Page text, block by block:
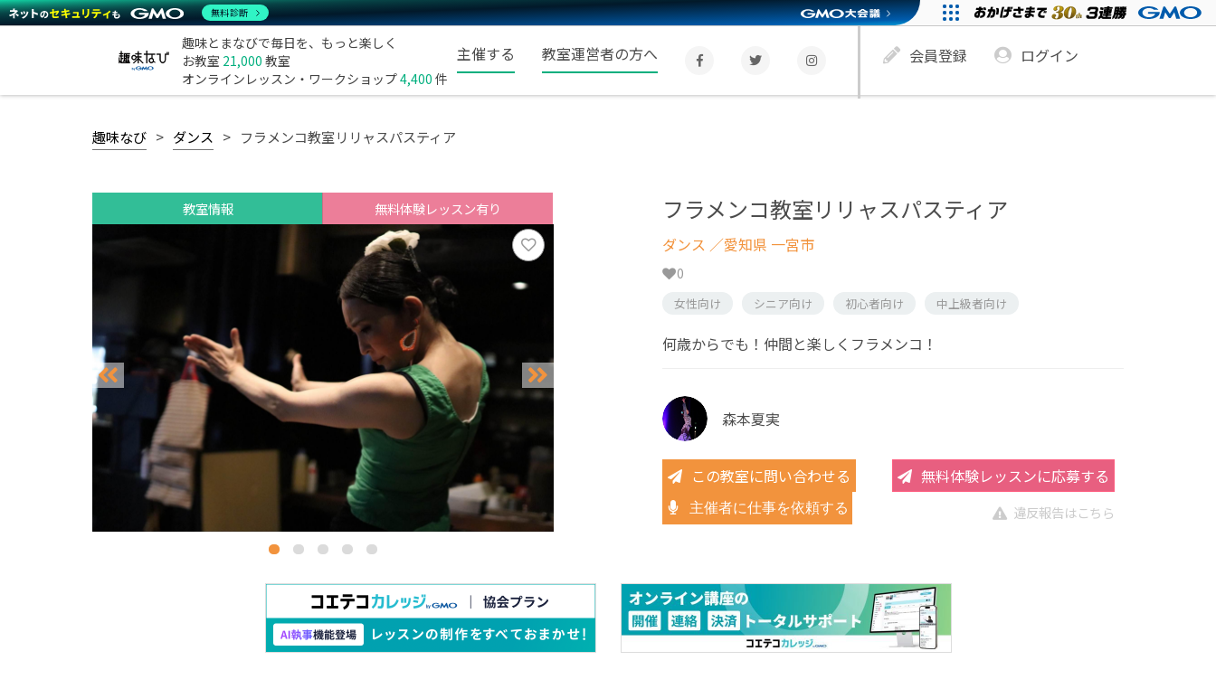
趣味とまなびで毎日を、もっと楽しく
お教室 21,000 教室
オンラインレッスン・ワークショップ4,400 件
主催する 教室運営者の方へ 会員登録 ログイン
趣味なび ダンス フラメンコ教室リリャスパスティア
教室情報 無料体験レッスン有り フラメンコ教室リリャスパスティア
ダンス ／愛知県 一宮市
0
女性向け シニア向け 初心者向け 中上級者向け
何歳からでも！仲間と楽しくフラメンコ！
森本夏実
この教室に問い合わせる 無料体験レッスンに応募する
主催者に仕事を依頼する 違反報告はこちら
無料診断